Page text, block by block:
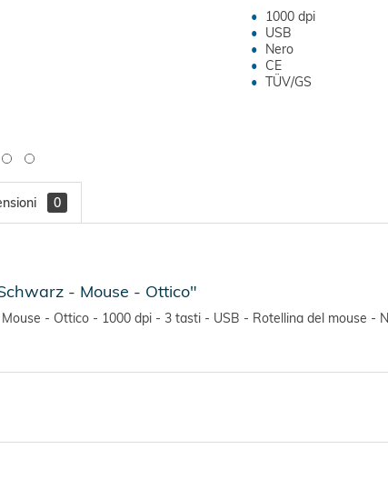
1000 dpi
USB
Nero
CE
TÜV/GS
0
- Mouse - Ottico"
- Ottico - 1000 dpi - 3 tasti - USB - Rotellina del mouse -